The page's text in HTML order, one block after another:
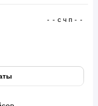
- - с ч п - -